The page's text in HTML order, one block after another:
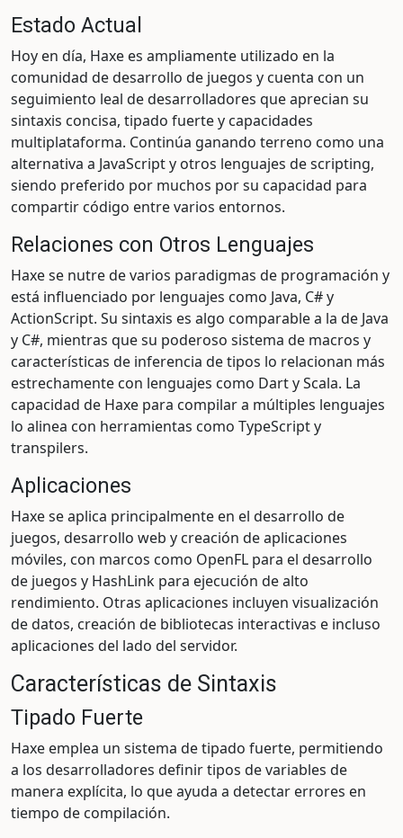
Estado Actual
Hoy en día, Haxe es ampliamente utilizado en la
comunidad de desarrollo de juegos y cuenta con un
seguimiento leal de desarrolladores que aprecian su
sintaxis concisa, tipado fuerte y capacidades
multiplataforma. Continúa ganando terreno como una
alternativa a JavaScript y otros lenguajes de scripting,
siendo preferido por muchos por su capacidad para
compartir código entre varios entornos.
Relaciones con Otros Lenguajes
Haxe se nutre de varios paradigmas de programación y
está influenciado por lenguajes como Java, C# y
ActionScript. Su sintaxis es algo comparable a la de Java
y C#, mientras que su poderoso sistema de macros y
características de inferencia de tipos lo relacionan más
estrechamente con lenguajes como Dart y Scala. La
capacidad de Haxe para compilar a múltiples lenguajes
lo alinea con herramientas como TypeScript y
transpilers.
Aplicaciones
Haxe se aplica principalmente en el desarrollo de
juegos, desarrollo web y creación de aplicaciones
móviles, con marcos como OpenFL para el desarrollo
de juegos y HashLink para ejecución de alto
rendimiento. Otras aplicaciones incluyen visualización
de datos, creación de bibliotecas interactivas e incluso
aplicaciones del lado del servidor.
Características de Sintaxis
Tipado Fuerte
Haxe emplea un sistema de tipado fuerte, permitiendo
a los desarrolladores definir tipos de variables de
manera explícita, lo que ayuda a detectar errores en
tiempo de compilación.